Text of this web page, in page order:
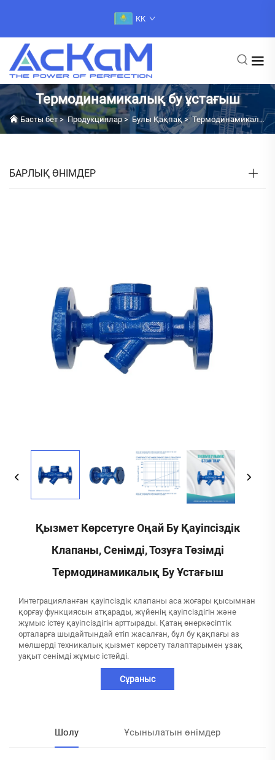
KK
Термодинамикалық бу ұстағыш
Басты бет>Продукциялар> Булы Қақпақ>Термодинамикалық бу ұстағыш
БАРЛЫҚ ӨНІМДЕР
Қызмет Көрсетуге Оңай Бу Қауіпсіздік
Клапаны, Сенімді, Тозуға Төзімді
Термодинамикалық Бу Ұстағыш
Интеграцияланған қауіпсіздік клапаны аса жоғары қысымнан
қорғау функциясын атқарады, жүйенің қауіпсіздігін және
жұмыс істеу қауіпсіздігін арттырады. Қатаң өнеркәсіптік
орталарға шыдайтындай етіп жасалған, бұл бу қақпағы аз
мөлшерді техникалық қызмет көрсету талаптарымен ұзақ
уақыт сенімді жұмыс істейді.
Сұраныс
Шолу Ұсынылатын өнімдер